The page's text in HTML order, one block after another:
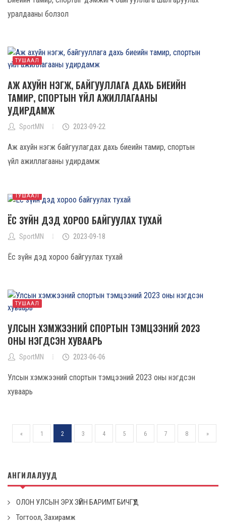
уралдааны болзол
ТУШААЛ
АЖ АХУЙН НЭГЖ, БАЙГУУЛЛАГА ДАХЬ БИЕИЙН
ТАМИР, СПОРТЫН ҮЙЛ АЖИЛЛАГААНЫ
УДИРДАМЖ
SportMN 2023-09-22
Аж ахуйн нэгж байгуулагдах дахь биеийн тамир, спортын
үйл ажиллагааны удирдамж
ТУШААЛ
ЁС ЗҮЙН ДЭД ХОРОО БАЙГУУЛАХ ТУХАЙ
SportMN 2023-09-18
Ёс зүйн дэд хороо байгуулах тухай
ТУШААЛ
УЛСЫН ХЭМЖЭЭНИЙ СПОРТЫН ТЭМЦЭЭНИЙ 2023
ОНЫ НЭГДСЭН ХУВААРЬ
SportMN 2023-06-06
Улсын хэмжээний спортын тэмцээний 2023 оны нэгдсэн
хуваарь
« 1 2 3 4 5 6 7 8 »
АНГИЛАЛУУД
ОЛОН УЛСЫН ЭРХ ЗҮЙН БАРИМТ БИЧГҮҮД
Тогтоол, Захирамж